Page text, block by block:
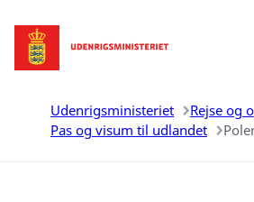
Gå til forsiden
Udenrigsministeriet Rejse og
Pas og visum til udlandet